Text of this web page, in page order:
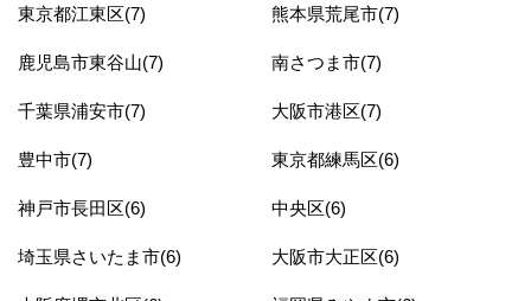
東京都江東区(7) 熊本県荒尾市(7)
鹿児島市東谷山(7) 南さつま市(7)
千葉県浦安市(7) 大阪市港区(7)
豊中市(7) 東京都練馬区(6)
神戸市長田区(6) 中央区(6)
埼玉県さいたま市(6) 大阪市大正区(6)